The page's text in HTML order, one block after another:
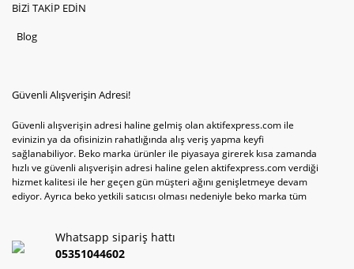
BİZİ TAKİP EDİN
Blog
Güvenli Alışverişin Adresi!
Güvenli alışverişin adresi haline gelmiş olan aktifexpress.com ile
evinizin ya da ofisinizin rahatlığında alış veriş yapma keyfi
sağlanabiliyor. Beko marka ürünler ile piyasaya girerek kısa zamanda
hızlı ve güvenli alışverişin adresi haline gelen aktifexpress.com verdiği
hizmet kalitesi ile her geçen gün müşteri ağını genişletmeye devam
ediyor. Ayrıca beko yetkili satıcısı olması nedeniyle beko marka tüm
televizyon ya da bulaşık makinesi değil aynı zamanda çamaşır makinesi
ve kurutma makinesi tercihlerini de hızlı ve güvenli alışveriş ile
Whatsapp sipariş hattı
05351044602